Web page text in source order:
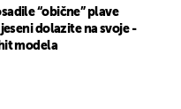
“obične” plave
dolazite na svoje -
modela